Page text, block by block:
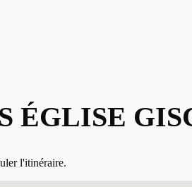
ÉGLISE
l'itinéraire.